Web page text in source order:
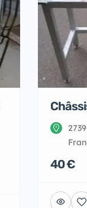
40 €